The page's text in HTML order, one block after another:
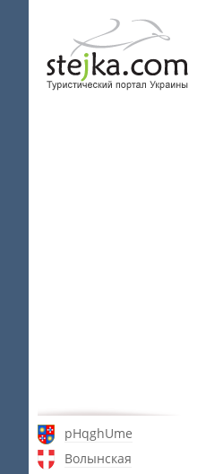
pHqghUme
Волынская